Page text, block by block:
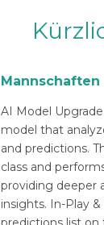
Mannschaften
AI Model
model that
and predictions.
class and
providing deeper
insights. In-Play